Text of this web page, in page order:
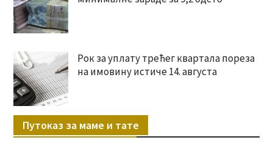
Рок за уплату трећег квартала пореза
на имовину истиче 14. августа
Путоказ за маме и тате